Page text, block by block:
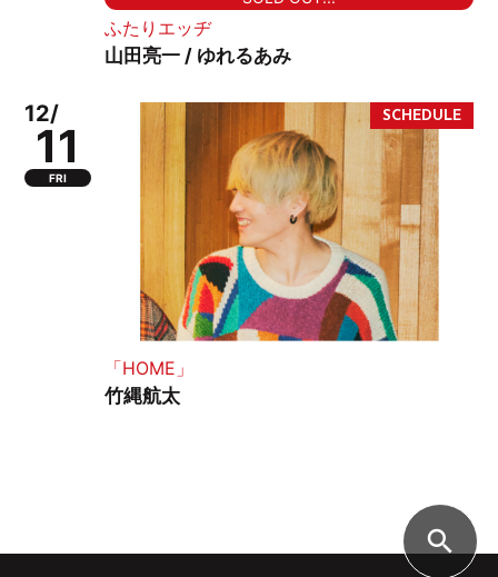
ふたりエッヂ
山田亮一 / ゆれるあみ
12/
11
FRI
「HOME」
竹縄航太
search